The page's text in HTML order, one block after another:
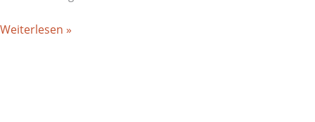
Weiterlesen »